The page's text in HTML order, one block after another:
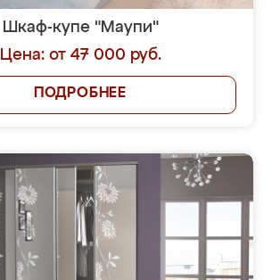
Шкаф-купе "Маупи"
Цена: от 47 000 руб.
ПОДРОБНЕЕ